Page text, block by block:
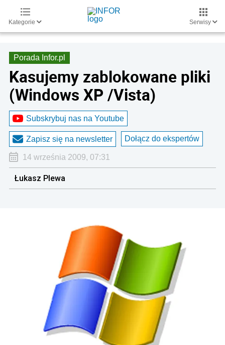
Kategorie Serwisy
Porada Infor.pl
Kasujemy zablokowane pliki
(Windows XP /Vista)
Subskrybuj nas na Youtube
Zapisz się na newsletter Dołącz do ekspertów
14 września 2009, 07:31
Łukasz Plewa